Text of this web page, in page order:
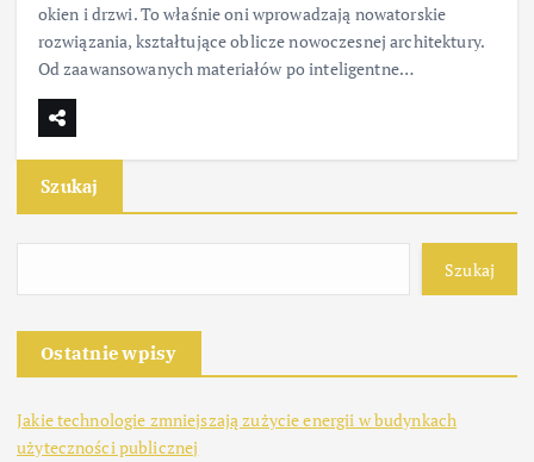
okien i drzwi. To właśnie oni wprowadzają nowatorskie
rozwiązania, kształtujące oblicze nowoczesnej architektury.
Od zaawansowanych materiałów po inteligentne…
Szukaj
Szukaj
Ostatnie wpisy
Jakie technologie zmniejszają zużycie energii w budynkach
użyteczności publicznej